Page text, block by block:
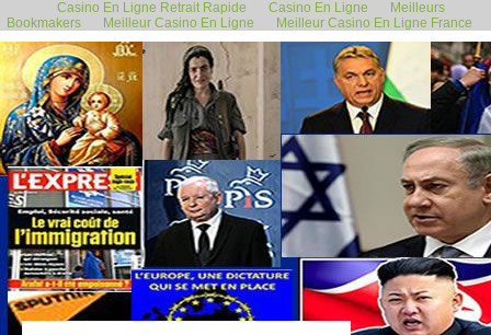
Casino En Ligne Retrait Rapide Casino En Ligne
Meilleurs
Bookmakers
Meilleur Casino En Ligne Meilleur Casino En Ligne France